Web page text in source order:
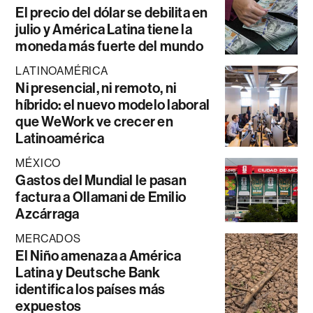
El precio del dólar se debilita en
julio y América Latina tiene la
moneda más fuerte del mundo
LATINOAMÉRICA
Ni presencial, ni remoto, ni
híbrido: el nuevo modelo laboral
que WeWork ve crecer en
Latinoamérica
MÉXICO
Gastos del Mundial le pasan
factura a Ollamani de Emilio
Azcárraga
MERCADOS
El Niño amenaza a América
Latina y Deutsche Bank
identifica los países más
expuestos